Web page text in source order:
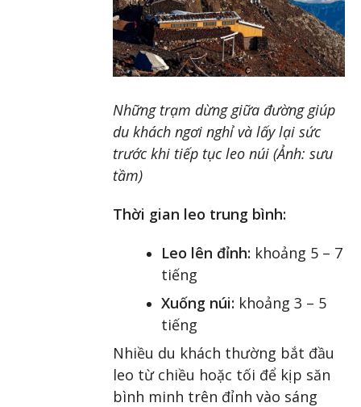
Những trạm dừng giữa đường giúp
du khách ngơi nghỉ và lấy lại sức
trước khi tiếp tục leo núi (Ảnh: sưu
tầm)
Thời gian leo trung bình:
Leo lên đỉnh: khoảng 5 – 7
tiếng
Xuống núi: khoảng 3 – 5
tiếng
Nhiều du khách thường bắt đầu
leo từ chiều hoặc tối để kịp săn
bình minh trên đỉnh vào sáng